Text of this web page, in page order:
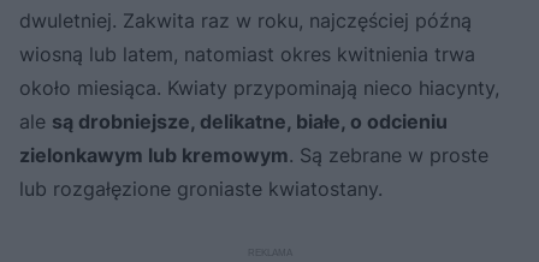
dwuletniej. Zakwita raz w roku, najczęściej późną
wiosną lub latem, natomiast okres kwitnienia trwa
około miesiąca. Kwiaty przypominają nieco hiacynty,
ale są drobniejsze, delikatne, białe, o odcieniu
zielonkawym lub kremowym. Są zebrane w proste
lub rozgałęzione groniaste kwiatostany.